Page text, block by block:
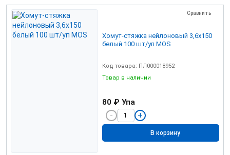
Сравнить
Хомут-стяжка нейлоновый 3,6х150
белый 100 шт/уп MOS
Код товара: ПЛ000018952
Товар в наличии
80 ₽ Упа
В корзину